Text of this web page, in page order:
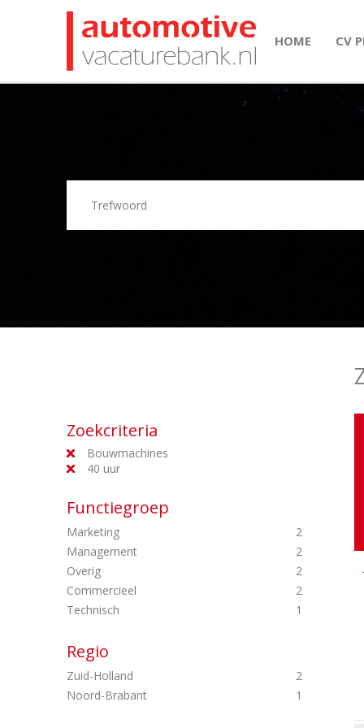
HOME CV
Zoekcriteria
Bouwmachines
40 uur
Functiegroep
Marketing
2
Management
2
Overig
2
Commercieel
2
Technisch
1
Regio
Zuid-Holland
2
Noord-Brabant
1